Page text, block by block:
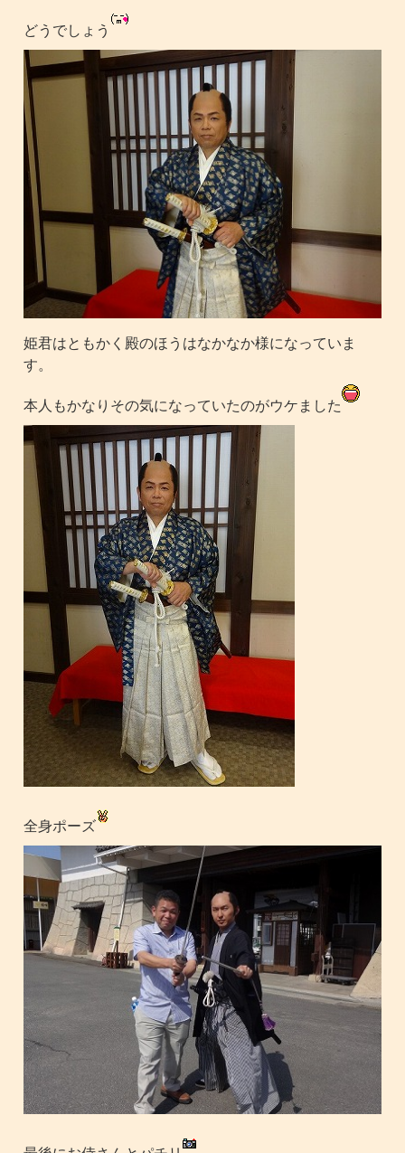
どうでしょう
姫君はともかく殿のほうはなかなか様になっていま
す。
本人もかなりその気になっていたのがウケました
全身ポーズ